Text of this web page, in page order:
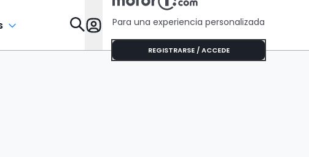
Para una experiencia personalizada
REGISTRARSE / ACCEDE
que algunos Tesla